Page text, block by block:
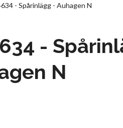
- Spårinlägg - Auhagen N
-
N